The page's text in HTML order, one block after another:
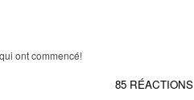
ont commencé!
85 RÉACTIONS